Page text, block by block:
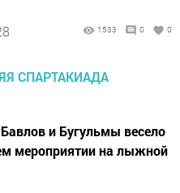
1533 0 0
и Бугульмы весело
мероприятии на лыжной